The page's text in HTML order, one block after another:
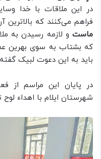
در این ملاقات با خدا
فراهم می‌کنند که بالاترین
ماست و لازمه رسیدن به
که بشتاب به سوی بهرین
باید به این دعوت لبیک
در پایان این مراسم از
شهرستان ایلام با اهداء